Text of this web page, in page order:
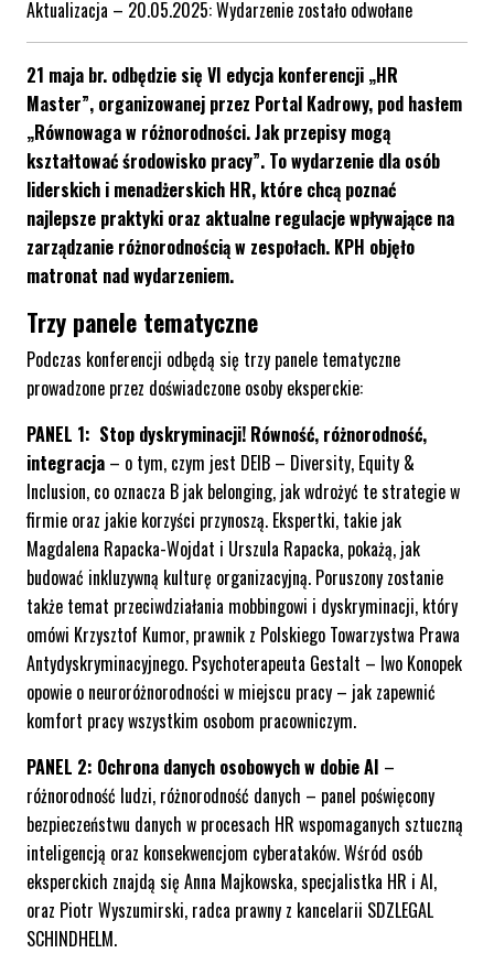
Aktualizacja – 20.05.2025: Wydarzenie zostało odwołane
21 maja br. odbędzie się VI edycja konferencji „HR
Master”, organizowanej przez Portal Kadrowy, pod hasłem
„Równowaga w różnorodności. Jak przepisy mogą
kształtować środowisko pracy”. To wydarzenie dla osób
liderskich i menadżerskich HR, które chcą poznać
najlepsze praktyki oraz aktualne regulacje wpływające na
zarządzanie różnorodnością w zespołach. KPH objęło
matronat nad wydarzeniem.
Trzy panele tematyczne
Podczas konferencji odbędą się trzy panele tematyczne
prowadzone przez doświadczone osoby eksperckie:
PANEL 1: Stop dyskryminacji! Równość, różnorodność,
integracja – o tym, czym jest DEIB – Diversity, Equity &
Inclusion, co oznacza B jak belonging, jak wdrożyć te strategie w
firmie oraz jakie korzyści przynoszą. Ekspertki, takie jak
Magdalena Rapacka-Wojdat i Urszula Rapacka, pokażą, jak
budować inkluzywną kulturę organizacyjną. Poruszony zostanie
także temat przeciwdziałania mobbingowi i dyskryminacji, który
omówi Krzysztof Kumor, prawnik z Polskiego Towarzystwa Prawa
Antydyskryminacyjnego. Psychoterapeuta Gestalt – Iwo Konopek
opowie o neuroróżnorodności w miejscu pracy – jak zapewnić
komfort pracy wszystkim osobom pracowniczym.
PANEL 2: Ochrona danych osobowych w dobie AI –
różnorodność ludzi, różnorodność danych – panel poświęcony
bezpieczeństwu danych w procesach HR wspomaganych sztuczną
inteligencją oraz konsekwencjom cyberataków. Wśród osób
eksperckich znajdą się Anna Majkowska, specjalistka HR i AI,
oraz Piotr Wyszumirski, radca prawny z kancelarii SDZLEGAL
SCHINDHELM.